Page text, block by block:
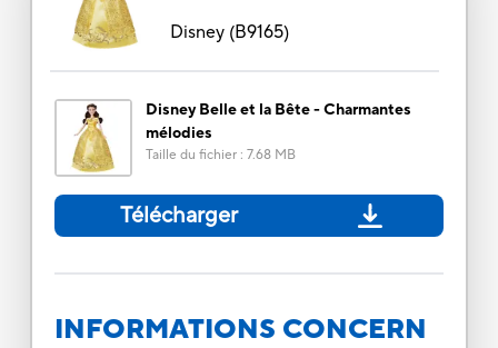
Disney(B9165)
Disney Belle et la Bête - Charmantes
mélodies
Taille du fichier: 7.68 MB
Télécharger
INFORMATIONS CONCERN